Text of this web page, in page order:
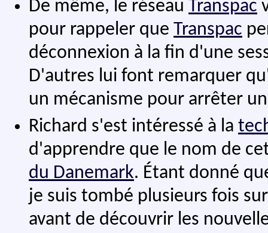
De même, le réseau Transpac
pour rappeler que Transpac
déconnexion à la fin d'une
D'autres lui font remarquer
un mécanisme pour arrêter
Richard s'est intéressé à la
d'apprendre que le nom de
du Danemark. Étant donné
je suis tombé plusieurs fois
avant de découvrir les